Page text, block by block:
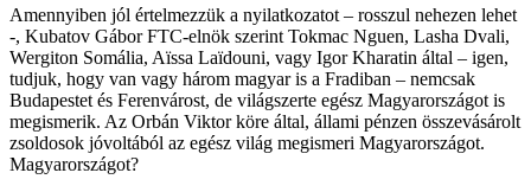
Amennyiben jól értelmezzük a nyilatkozatot – rosszul nehezen lehet
-, Kubatov Gábor FTC-elnök szerint Tokmac Nguen, Lasha Dvali,
Wergiton Somália, Aïssa Laïdouni, vagy Igor Kharatin által – igen,
tudjuk, hogy van vagy három magyar is a Fradiban – nemcsak
Budapestet és Ferenvárost, de világszerte egész Magyarországot is
megismerik. Az Orbán Viktor köre által, állami pénzen összevásárolt
zsoldosok jóvoltából az egész világ megismeri Magyarországot.
Magyarországot?